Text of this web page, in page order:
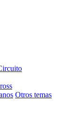
Otros temas